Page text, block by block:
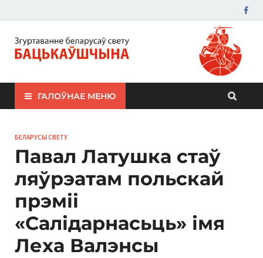
ЗБС "Бацькаўшчына"
ГАЛОЎНАЕ МЕНЮ
БЕЛАРУСЫ СВЕТУ
Павал Латушка стаў
ляўрэатам польскай
прэміі
«Салідарнасьць» імя
Леха Валэнсы